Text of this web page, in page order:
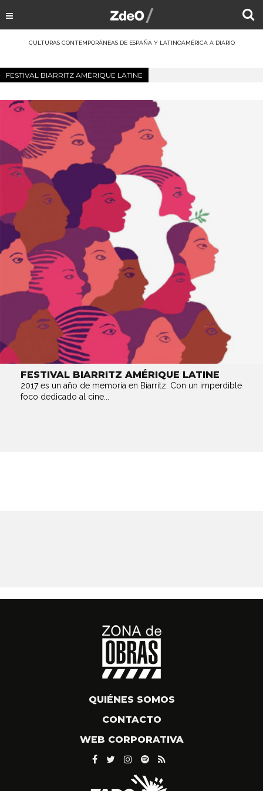
CULTURAS CONTEMPORÁNEAS DE ESPAÑA Y LATINOAMÉRICA A DIARIO
FESTIVAL BIARRITZ AMÉRIQUE LATINE
FESTIVAL BIARRITZ AMÉRIQUE LATINE
2017 es un año de memoria en Biarritz. Con un imperdible
foco dedicado al cine...
QUIÉNES SOMOS
CONTACTO
WEB CORPORATIVA